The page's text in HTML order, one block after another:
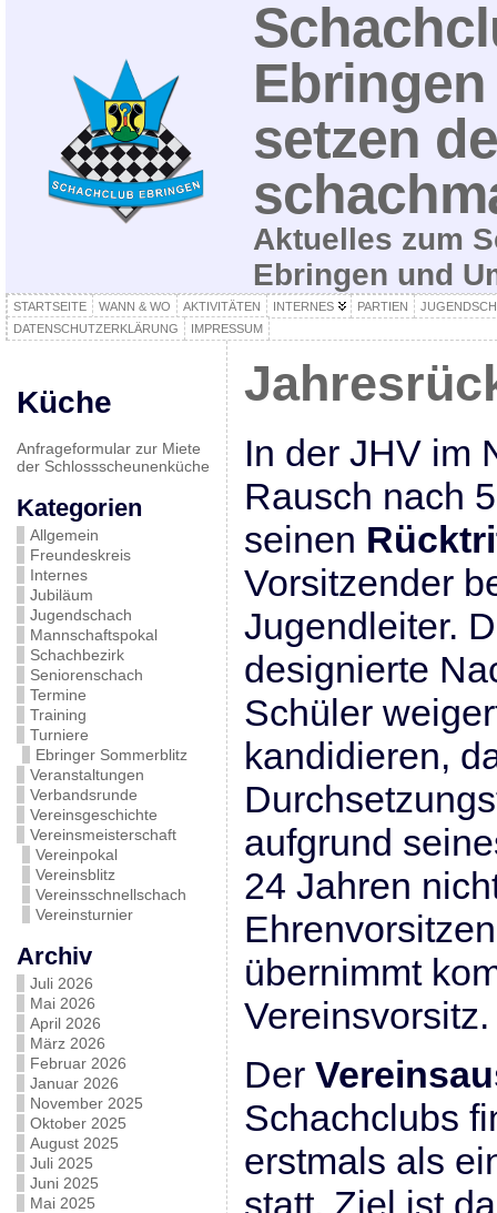
setzen
Aktuelles zum
Ebringen und
STARTSEITE WANN & WO AKTIVITÄTEN INTERNES PARTIEN
DATENSCHUTZERKLÄRUNG
IMPRESSUM
Küche
Anfrageformular zur Miete
der Schlossscheunenküche
Kategorien
Allgemein
Freundeskreis
Internes
Jubiläum
Jugendschach
Mannschaftspokal
Schachbezirk
Seniorenschach
Termine
Training
Turniere
Ebringer Sommerblitz
Veranstaltungen
Verbandsrunde
Vereinsgeschichte
Vereinsmeisterschaft
Vereinpokal
Vereinsblitz
Vereinsschnellschach
Vereinsturnier
Archiv
Juli 2026
Mai 2026
April 2026
März 2026
Februar 2026
Januar 2026
November 2025
Oktober 2025
August 2025
Juli 2025
Juni 2025
Mai 2025
In der JHV im
Rausch nach
seinen
Vorsitzender
Jugendleiter.
designierte
Schüler
kandidieren,
aufgrund
24 Jahren
übernimmt
Vereinsvorsitz.
Der
Schachclubs
erstmals als
statt. Ziel ist